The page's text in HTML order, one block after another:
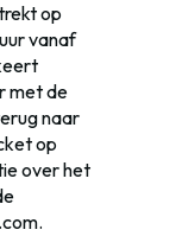
op
vanaf
met de
naar
op
over het